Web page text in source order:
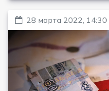
28 марта 2022, 14:30